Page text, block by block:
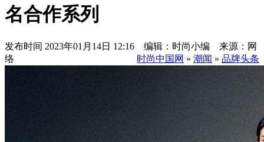
名合作系列
发布时间 2023年01月14日 12:16 编辑：时尚小编 来源：网
络
时尚中国网 » 潮闻 » 品牌头条